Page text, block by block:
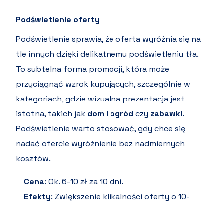
Podświetlenie oferty
Podświetlenie sprawia, że oferta wyróżnia się na
tle innych dzięki delikatnemu podświetleniu tła.
To subtelna forma promocji, która może
przyciągnąć wzrok kupujących, szczególnie w
kategoriach, gdzie wizualna prezentacja jest
istotna, takich jak dom i ogród czy zabawki.
Podświetlenie warto stosować, gdy chce się
nadać ofercie wyróżnienie bez nadmiernych
kosztów.
Cena: Ok. 6-10 zł za 10 dni.
Efekty: Zwiększenie klikalności oferty o 10-